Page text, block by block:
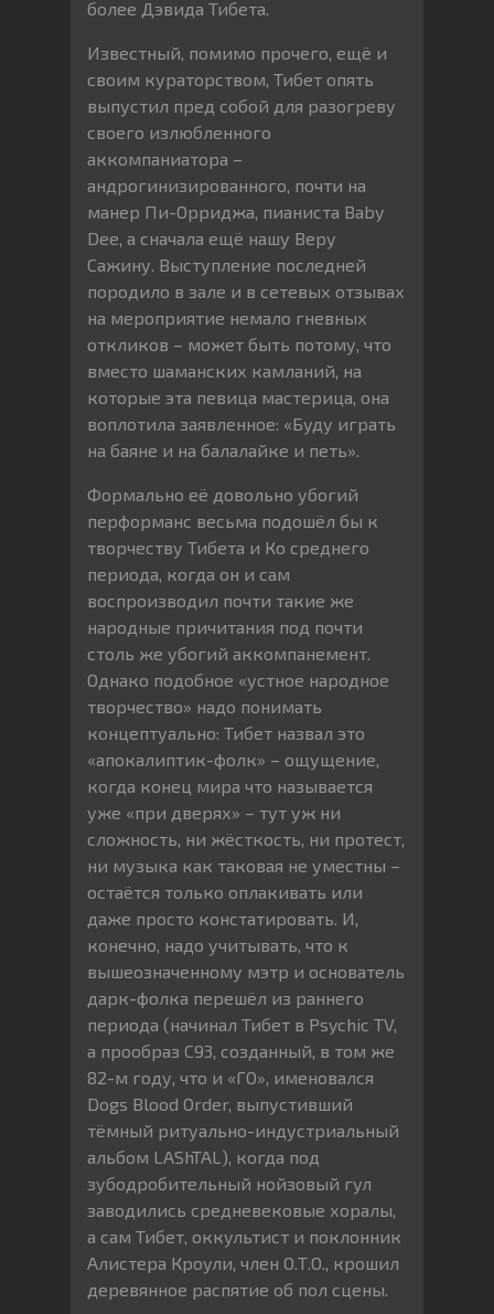
более Дэвида Тибета.
Известный, помимо прочего, ещё и
своим кураторством, Тибет опять
выпустил пред собой для разогреву
своего излюбленного
аккомпаниатора –
андрогинизированного, почти на
манер Пи-Орриджа, пианиста Baby
Dee, а сначала ещё нашу Веру
Сажину. Выступление последней
породило в зале и в сетевых отзывах
на мероприятие немало гневных
откликов – может быть потому, что
вместо шаманских камланий, на
которые эта певица мастерица, она
воплотила заявленное: «Буду играть
на баяне и на балалайке и петь».
Формально её довольно убогий
перформанс весьма подошёл бы к
творчеству Тибета и Ко среднего
периода, когда он и сам
воспроизводил почти такие же
народные причитания под почти
столь же убогий аккомпанемент.
Однако подобное «устное народное
творчество» надо понимать
концептуально: Тибет назвал это
«апокалиптик-фолк» – ощущение,
когда конец мира что называется
уже «при дверях» – тут уж ни
сложность, ни жёсткость, ни протест,
ни музыка как таковая не уместны –
остаётся только оплакивать или
даже просто констатировать. И,
конечно, надо учитывать, что к
вышеозначенному мэтр и основатель
дарк-фолка перешёл из раннего
периода (начинал Тибет в Psychic TV,
а прообраз С93, созданный, в том же
82-м году, что и «ГО», именовался
Dogs Blood Order, выпустивший
тёмный ритуально-индустриальный
альбом LAShTAL), когда под
зубодробительный нойзовый гул
заводились средневековые хоралы,
а сам Тибет, оккультист и поклонник
Алистера Кроули, член О.Т.О., крошил
деревянное распятие об пол сцены.